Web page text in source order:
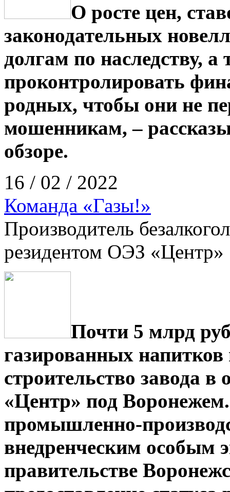
О росте цен,
законодательных
долгам по наследству,
проконтролировать
родных, чтобы они не
мошенникам, –
обзоре.
16 / 02 / 2022
Команда «Газы!»
Производитель
резидентом ОЭЗ «Центр»
Почти 5 млрд
газированных напитков
строительство завода в
«Центр» под
промышленно-
внедренческим особым
правительстве